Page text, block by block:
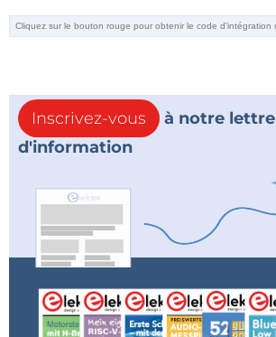
Inscrivez-vous
à notre lettre
d'information